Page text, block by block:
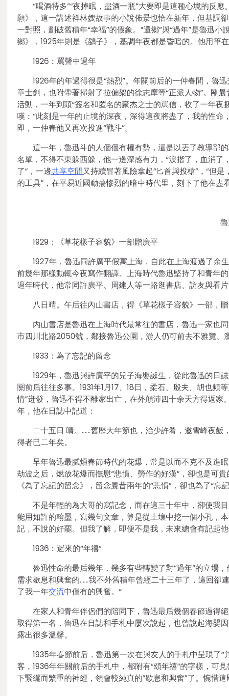
“喝酒特多”“夜掉眠，盡酒一瓶”大要即是這種心境的反
願》，這一講述祥林嫂故事的小說佈景也恰在新年，但基調
一對照，劃破舊積年“幸福”的假象。“還鄉”與“過年”是魯迅
鄉》，1925年則是《鷂子》，基調年夜都是昏暗的。他用筆
1926：罵聲中過年
1926年的年過得很是“熱烈”。年關前后的一仲春間，魯
章士釗，也附帶著掃射了拉偏架的徐志摩等“正派人物”。剛
活動，一年到頭“簽名和匿名的豪杰之士的罵信，收了一年
嘆：“此刻是一年的止境的深夜，深得這夜將盡了，我的性
即，一仲春他又再次投進“戰斗”。
這一年，魯迅斗的人個個有權有勢，還是以丟了教導部
名單，不得不東躲西躲，他一邊深感有力，“淚揩了，血消了
了”，一邊共享空間又持續冒著風險拿起“匕首與投槍”，“但
的工具”，在平易近國動蕩慘烈的暗中時代里，刻下了他在盡
1929：《草花樣子容貌》一部贈廣平
1927年，魯迅同許廣平假寓上海，自此在上海渡過了余
前幾年那樣動輒今夜寫作翻譯。上海時代魯迅堅持了和青年
過年時代，他常同許廣平、周建人等一路逛書店、訪友與看
八日晴。午后往內山書店，得《草花樣子容貌》一部，贈
內山書店是魯迅在上海時代最常往的書店，魯迅一家也
市四川北路2050號，鄰接魯迅公園，游人仍可前去不雅覽、瀏
1933：為了忘記的留念
1929年，魯迅與許廣平的兒子海嬰誕生，從此魯迅的日
關前后往往多事。1931年1月17、18日，柔石、殷夫、胡也頻
情”迸發，魯迅不得不離家出亡，在外顛沛四十余天方得返
年，他在日誌中記道：
二十五日 晴。……舊歷大年節也，治少許肴，邀雪峰夜
得者已二年矣。
早年魯迅最膩煩春節時代的花爆，常是以而不克不及進
劫波之后，燃放花爆而撫慰“悲憤、勞作的好漢”，卻也是可
《為了忘記的留念》，留念曩昔兩年的“悲憤”，卻也為了“忘
不是年輕的為大哥的寫記念，而在這三十年中，卻使我
能用如許的翰墨，寫幾句文章，算是從土壤中挖一個小孔，
記，不說的好罷。但我了解，即便不是我，未來總會有記起他
1936：遲來的“年禧”
魯迅性命的最后幾年，幾多有些轉變了對“過年”的立場
需求歇息和興奮的……我不外舊積年曾經二十三年了，這回卻
了我一年交流中僅有的興奮。”
在家人和青年伴侶們的陪同下，魯迅最后幾個春節過得
取得第一名，魯迅在日誌和手札中屢次說起，也曾說起海嬰
露出很多溫馨。
1935年春節前后，魯迅第一次在與友人的手札中呈現了
客，1936年年關前后的手札中，都附有“頌年禧”的字樣，可
下緊繃而繁重的神經，領會較純真的“歇息和興奮”了。惋惜這